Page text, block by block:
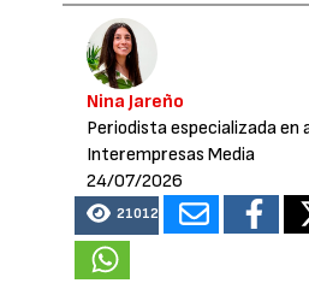
Nina Jareño
Periodista especializada en
Interempresas Media
24/07/2026
21012